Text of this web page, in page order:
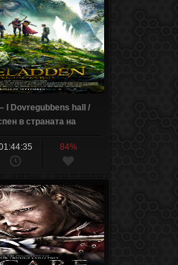
I Dovregubbens hall /
в страната на
(2017) (Part 1)
84%